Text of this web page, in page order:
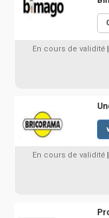
En cours de validité
En cours de validité